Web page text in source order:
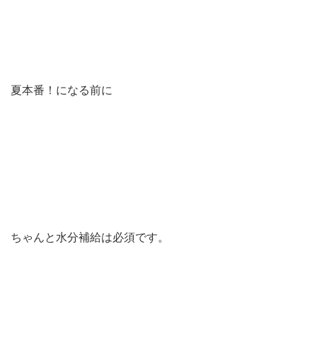
夏本番！になる前に
ちゃんと水分補給は必須です。